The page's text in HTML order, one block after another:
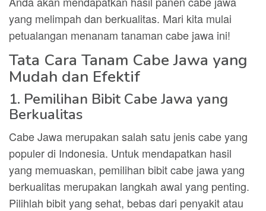
yang melimpah dan berkualitas. Mari kita mulai
petualangan menanam tanaman cabe jawa ini!
Tata Cara Tanam Cabe Jawa yang
Mudah dan Efektif
1. Pemilihan Bibit Cabe Jawa yang
Berkualitas
Cabe Jawa merupakan salah satu jenis cabe yang
populer di Indonesia. Untuk mendapatkan hasil
yang memuaskan, pemilihan bibit cabe jawa yang
berkualitas merupakan langkah awal yang penting.
Pilihlah bibit yang sehat, bebas dari penyakit atau